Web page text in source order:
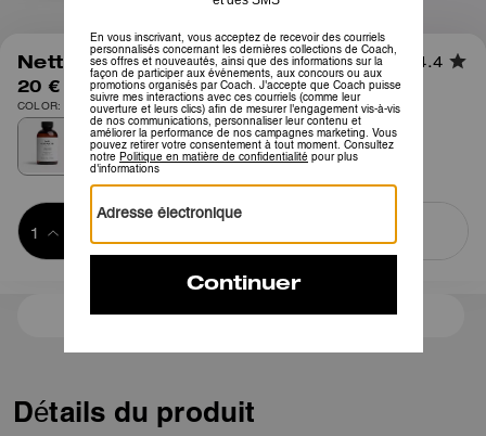
1/1
Nettoyant Cuir Coach 4.4
20 €
COLOR: Polychrome
panier
Frais D'envoi Et De Retour Offerts
Détails du produit